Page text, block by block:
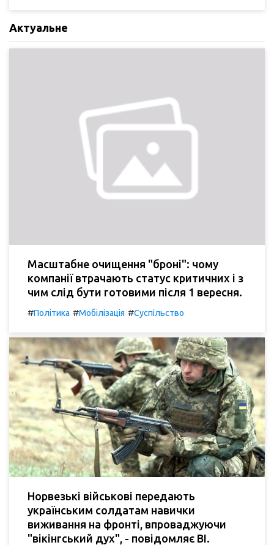
Актуальне
Масштабне очищення "броні": чому
компанії втрачають статус критичних і з
чим слід бути готовими після 1 вересня.
#Політика #Мобілізація #Суспільство
Норвезькі військові передають
українським солдатам навички
виживання на фронті, впроваджуючи
"вікінгський дух", - повідомляє BI.